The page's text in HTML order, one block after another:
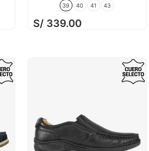
39 40 41 43
S/ 339.00